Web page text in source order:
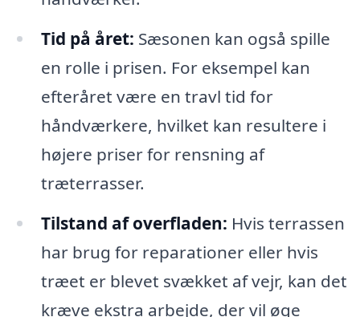
Tid på året: Sæsonen kan også spille
en rolle i prisen. For eksempel kan
efteråret være en travl tid for
håndværkere, hvilket kan resultere i
højere priser for rensning af
træterrasser.
Tilstand af overfladen: Hvis terrassen
har brug for reparationer eller hvis
træet er blevet svækket af vejr, kan det
kræve ekstra arbejde, der vil øge